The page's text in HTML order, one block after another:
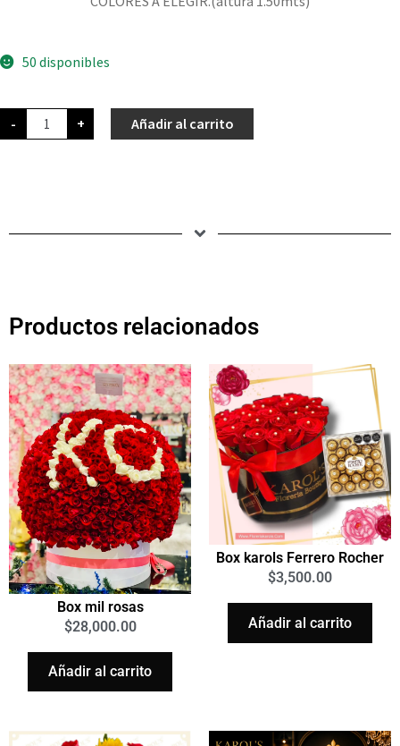
50 disponibles
- + Añadir al carrito
Productos relacionados
Box mil rosas
$28,000.00
Añadir al carrito
Box karols Ferrero Rocher
$3,500.00
Añadir al carrito